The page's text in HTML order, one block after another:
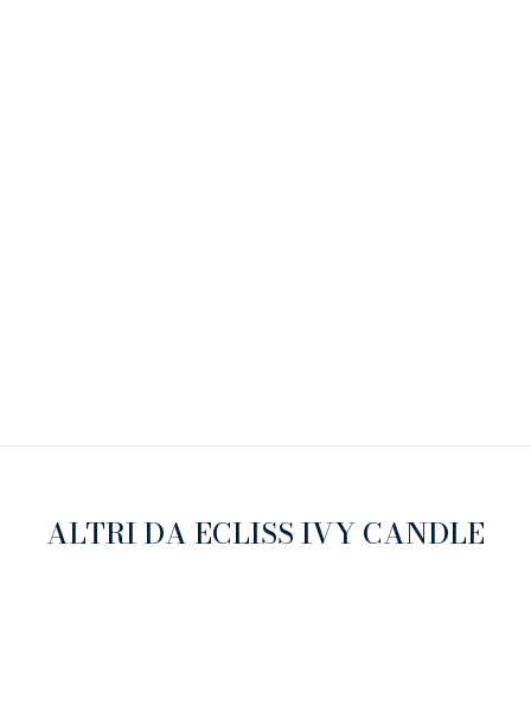
ALTRI DA ECLISS IVY CANDLE